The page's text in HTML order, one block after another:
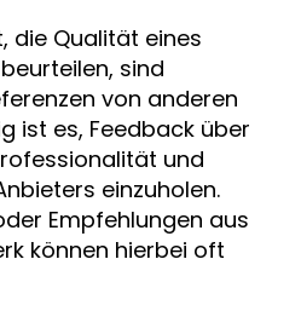
die Qualität eines
sind
von anderen
ist es, Feedback über
und
einzuholen.
Empfehlungen aus
können hierbei oft